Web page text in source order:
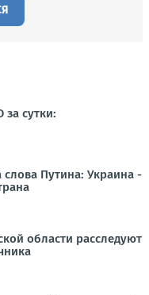
сутки:
Путина: Украина -
области расследуют